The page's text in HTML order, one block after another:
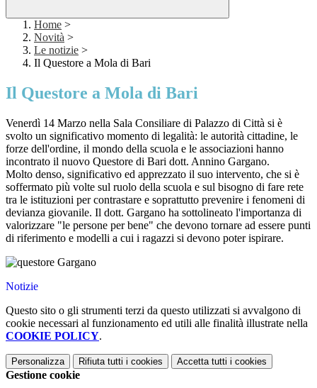
Home >
Novità >
Le notizie >
Il Questore a Mola di Bari
Il Questore a Mola di Bari
Venerdì 14 Marzo nella Sala Consiliare di Palazzo di Città si è
svolto un significativo momento di legalità: le autorità cittadine, le
forze dell'ordine, il mondo della scuola e le associazioni hanno
incontrato il nuovo Questore di Bari dott. Annino Gargano.
Molto denso, significativo ed apprezzato il suo intervento, che si è
soffermato più volte sul ruolo della scuola e sul bisogno di fare rete
tra le istituzioni per contrastare e soprattutto prevenire i fenomeni di
devianza giovanile. Il dott. Gargano ha sottolineato l'importanza di
valorizzare "le persone per bene" che devono tornare ad essere punti
di riferimento e modelli a cui i ragazzi si devono poter ispirare.
Notizie
Questo sito o gli strumenti terzi da questo utilizzati si avvalgono di
cookie necessari al funzionamento ed utili alle finalità illustrate nella
COOKIE POLICY.
Personalizza Rifiuta tutti i cookies Accetta tutti i cookies
Gestione cookie